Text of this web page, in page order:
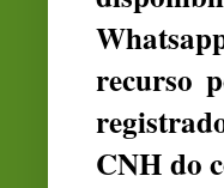
recurso
CNH do